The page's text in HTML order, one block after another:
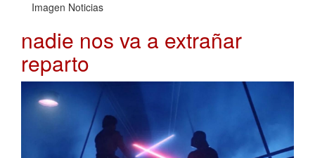
Imagen Noticias
nadie nos va a extrañar
reparto